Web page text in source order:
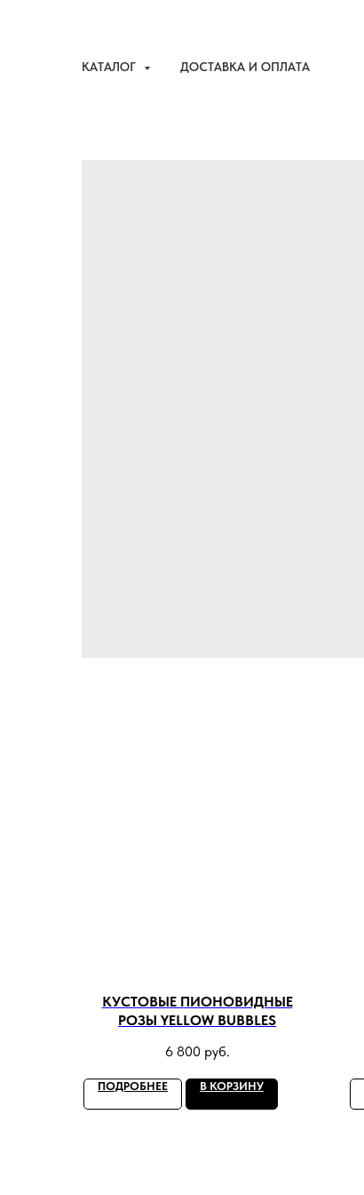
КАТАЛОГ ДОСТАВКА И ОПЛАТА
КУСТОВЫЕ ПИОНОВИДНЫЕ
РОЗЫ YELLOW BUBBLES
6 800 руб.
ПОДРОБНЕЕ В КОРЗИНУ